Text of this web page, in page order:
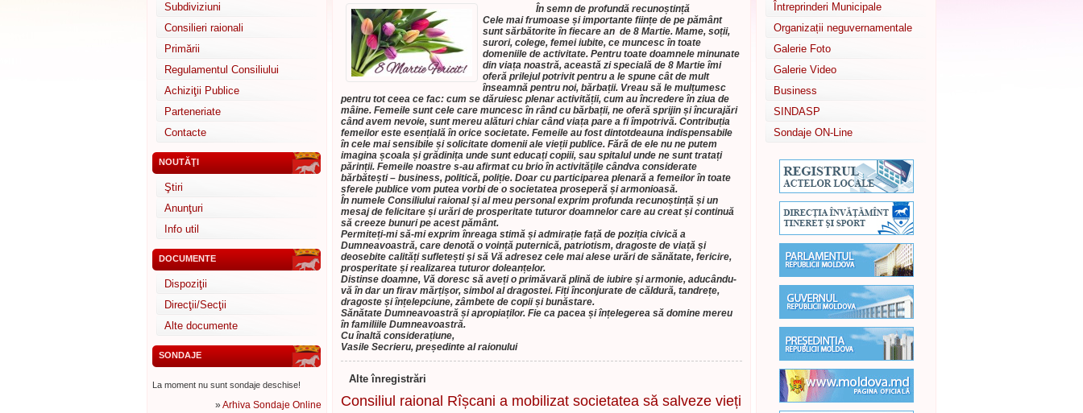
Subdiviziuni
Consilieri raionali
Primării
Regulamentul Consiliului
Achiziţii Publice
Parteneriate
Contacte
NOUTĂŢI
Ştiri
Anunţuri
Info util
DOCUMENTE
Dispoziţii
Direcţii/Secţii
Alte documente
SONDAJE
La moment nu sunt sondaje deschise!
»Arhiva Sondaje Online
În semn de profundă recunoștință
Cele mai frumoase și importante ființe de pe pământ
sunt sărbătorite în fiecare an de 8 Martie. Mame, soții,
surori, colege, femei iubite, ce muncesc în toate
domeniile de activitate. Pentru toate doamnele minunate
din viața noastră, această zi specială de 8 Martie îmi
oferă prilejul potrivit pentru a le spune cât de mult
înseamnă pentru noi, bărbații. Vreau să le mulțumesc
pentru tot ceea ce fac: cum se dăruiesc plenar activității, cum au încredere în ziua de
mâine. Femeile sunt cele care muncesc în rând cu bărbații, ne oferă sprijin și încurajări
când avem nevoie, sunt mereu alături chiar când viața pare a fi împotrivă. Contribuția
femeilor este esențială în orice societate. Femeile au fost dintotdeauna indispensabile
în cele mai sensibile și solicitate domenii ale vieții publice. Fără de ele nu ne putem
imagina școala și grădinița unde sunt educați copiii, sau spitalul unde ne sunt tratați
părinții. Femeile noastre s-au afirmat cu brio în activitățile cândva considerate
bărbătești – business, politică, poliție. Doar cu participarea plenară a femeilor în toate
sferele publice vom putea vorbi de o societatea proseperă și armonioasă.
În numele Consiliului raional și al meu personal exprim profunda recunoștință și un
mesaj de felicitare și urări de prosperitate tuturor doamnelor care au creat și continuă
să creeze bunuri pe acest pământ.
Permiteți-mi să-mi exprim înreaga stimă și admirație față de poziția civică a
Dumneavoastră, care denotă o voință puternică, patriotism, dragoste de viață și
deosebite calități sufletești și să Vă adresez cele mai alese urări de sănătate, fericire,
prosperitate și realizarea tuturor doleanțelor.
Distinse doamne, Vă doresc să aveți o primăvară plină de iubire și armonie, aducându-
vă în dar un firav mărțișor, simbol al dragostei. Fiți înconjurate de căldură, tandrețe,
dragoste și înțelepciune, zâmbete de copii și bunăstare.
Sănătate Dumneavoastră și apropiaților. Fie ca pacea și înțelegerea să domine mereu
în familiile Dumneavoastră.
Cu înaltă considerațiune,
Vasile Secrieru, președinte al raionului
Alte înregistrări
Consiliul raional Rîșcani a mobilizat societatea să salveze vieți
Întreprinderi Municipale
Organizații neguvernamentale
Galerie Foto
Galerie Video
Business
SINDASP
Sondaje ON-Line